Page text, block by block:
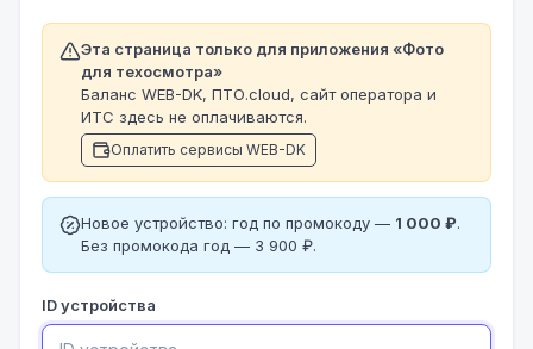
Эта страница только для приложения «Фото
для техосмотра»
Баланс WEB-DK, ПТО.cloud, сайт оператора и
ИТС здесь не оплачиваются.
Оплатить сервисы WEB-DK
Новое устройство: год по промокоду — 1 000 ₽.
Без промокода год — 3 900 ₽.
ID устройства